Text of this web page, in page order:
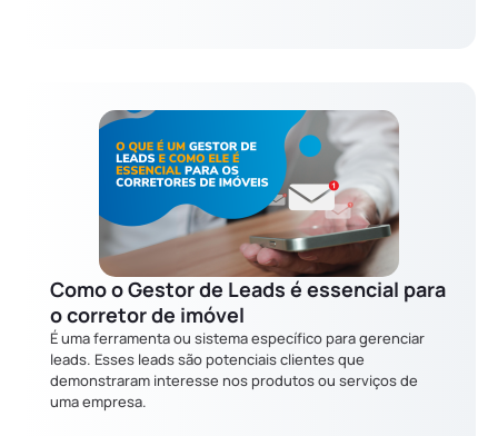
Como o Gestor de Leads é essencial para
o corretor de imóvel
É uma ferramenta ou sistema específico para gerenciar
leads. Esses leads são potenciais clientes que
demonstraram interesse nos produtos ou serviços de
uma empresa.